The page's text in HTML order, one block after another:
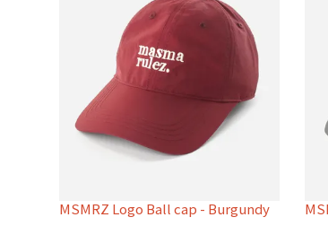
MSMRZ Logo Ball cap - Burgundy